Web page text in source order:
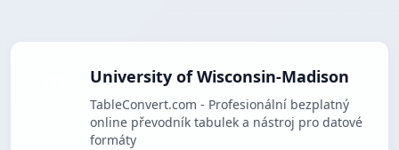
University of Wisconsin-Madison
TableConvert.com - Profesionální bezplatný
online převodník tabulek a nástroj pro datové
formáty